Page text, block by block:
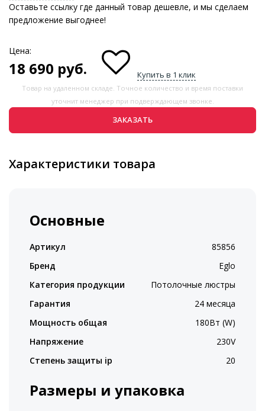
Оставьте ссылку где данный товар дешевле, и мы сделаем
предложение выгоднее!
Цена:
18 690 руб. Купить в 1 клик
Товар на удаленном складе. Точное количество и время поставки
уточнит менеджер при подверждающем звонке.
ЗАКАЗАТЬ
Характеристики товара
Основные
Артикул
85856
Бренд
Eglo
Категория продукции
Потолочные люстры
Гарантия
24 месяца
Мощность общая
180Вт (W)
Напряжение
230V
Степень защиты ip
20
Размеры и упаковка